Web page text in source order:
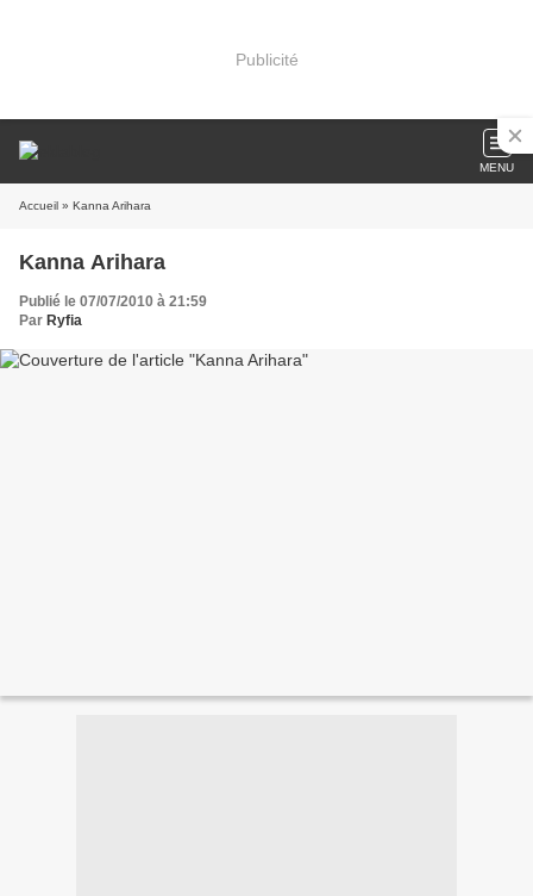
Publicité
MENU
Accueil » Kanna Arihara
Kanna Arihara
Publié le 07/07/2010 à 21:59
Par Ryfia